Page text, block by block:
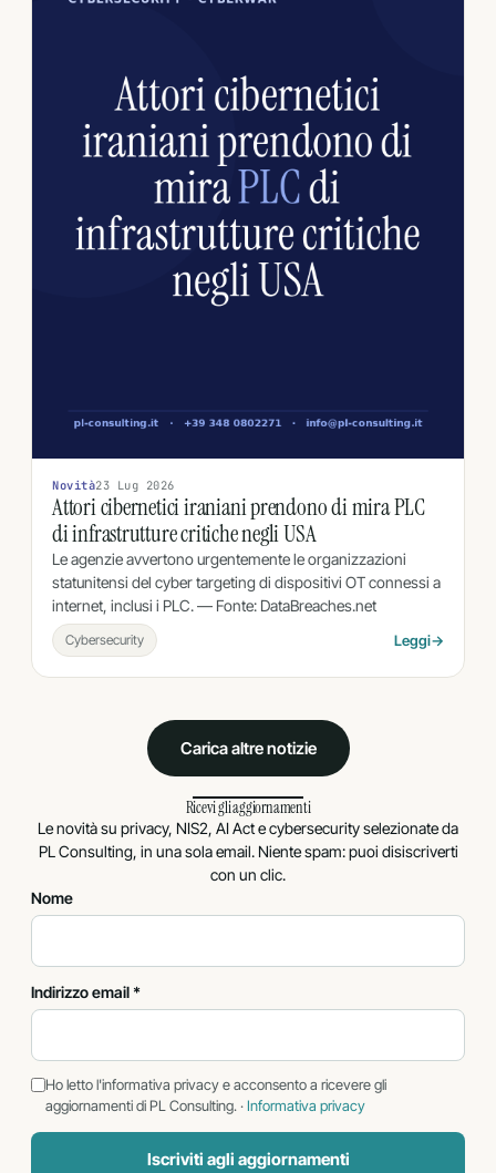
Novità23 Lug 2026
Attori cibernetici iraniani prendono di mira PLC
di infrastrutture critiche negli USA
Le agenzie avvertono urgentemente le organizzazioni
statunitensi del cyber targeting di dispositivi OT connessi a
internet, inclusi i PLC. — Fonte: DataBreaches.net
Cybersecurity Leggi→
Carica altre notizie
Ricevi gli aggiornamenti
Le novità su privacy, NIS2, AI Act e cybersecurity selezionate da
PL Consulting, in una sola email. Niente spam: puoi disiscriverti
con un clic.
Nome
Indirizzo email *
Ho letto l'informativa privacy e acconsento a ricevere gli
aggiornamenti di PL Consulting. ·Informativa privacy
Iscriviti agli aggiornamenti